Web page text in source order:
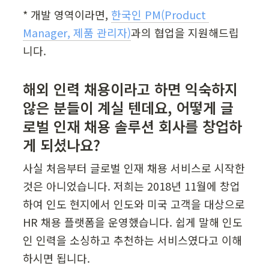
* 개발 영역이라면, 한국인 PM(Product
Manager, 제품 관리자)과의 협업을 지원해드립
니다.
해외 인력 채용이라고 하면 익숙하지
않은 분들이 계실 텐데요, 어떻게 글
로벌 인재 채용 솔루션 회사를 창업하
게 되셨나요?
사실 처음부터 글로벌 인재 채용 서비스로 시작한
것은 아니었습니다. 저희는 2018년 11월에 창업
하여 인도 현지에서 인도와 미국 고객을 대상으로
HR 채용 플랫폼을 운영했습니다. 쉽게 말해 인도
인 인력을 소싱하고 추천하는 서비스였다고 이해
하시면 됩니다.